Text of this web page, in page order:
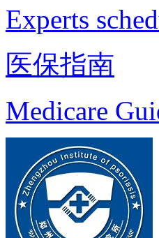
Experts
医保指南
Medicare